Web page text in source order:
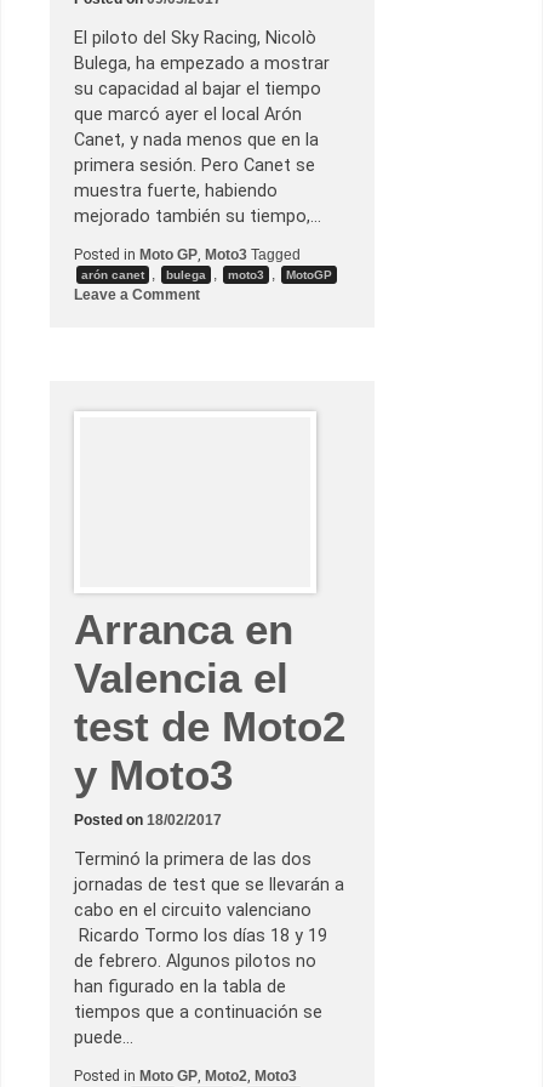
)
El piloto del Sky Racing, Nicolò
Bulega, ha empezado a mostrar
su capacidad al bajar el tiempo
que marcó ayer el local Arón
Canet, y nada menos que en la
primera sesión. Pero Canet se
muestra fuerte, habiendo
mejorado también su tiempo,…
Posted in Moto GP, Moto3 Tagged
arón canet , bulega , moto3 , MotoGP
Leave a Commento
ò
p
n
a
A
ó
n
a
n
t
J
r
g
M
a
í
Arranca en
Valencia el
test de Moto2
y Moto3
Posted on 18/02/2017
Terminó la primera de las dos
jornadas de test que se llevarán a
cabo en el circuito valenciano
Ricardo Tormo los días 18 y 19
de febrero. Algunos pilotos no
han figurado en la tabla de
tiempos que a continuación se
puede…
Posted in Moto GP, Moto2, Moto3